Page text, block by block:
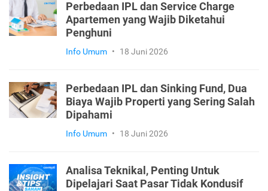
Perbedaan IPL dan Service Charge
Apartemen yang Wajib Diketahui
Penghuni
Info Umum • 18 Juni 2026
Perbedaan IPL dan Sinking Fund, Dua
Biaya Wajib Properti yang Sering Salah
Dipahami
Info Umum • 18 Juni 2026
Analisa Teknikal, Penting Untuk
Dipelajari Saat Pasar Tidak Kondusif